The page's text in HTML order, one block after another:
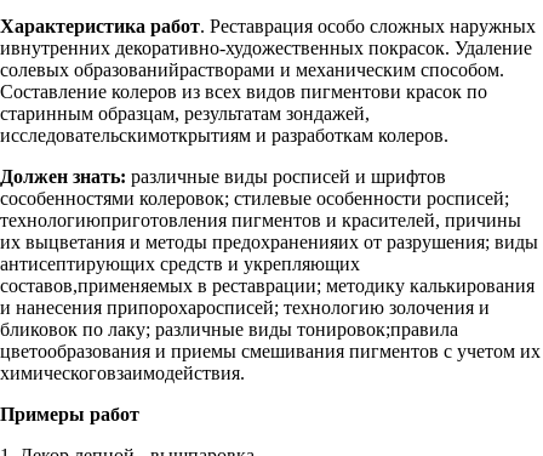
Характеристика работ. Реставрация особо сложных наружных
ивнутренних декоративно-художественных покрасок. Удаление
солевых образованийрастворами и механическим способом.
Составление колеров из всех видов пигментови красок по
старинным образцам, результатам зондажей,
исследовательскимоткрытиям и разработкам колеров.
Должен знать: различные виды росписей и шрифтов
сособенностями колеровок; стилевые особенности росписей;
технологиюприготовления пигментов и красителей, причины
их выцветания и методы предохраненияих от разрушения; виды
антисептирующих средств и укрепляющих
составов,применяемых в реставрации; методику калькирования
и нанесения припорохаросписей; технологию золочения и
бликовок по лаку; различные виды тонировок;правила
цветообразования и приемы смешивания пигментов с учетом их
химическоговзаимодействия.
Примеры работ